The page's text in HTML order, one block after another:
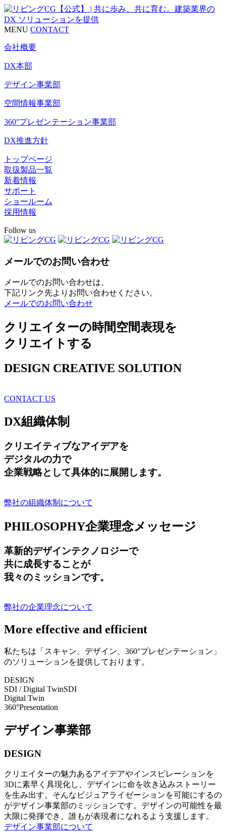
MENU CONTACT
会社概要
DX本部
デザイン事業部
空間情報事業部
360°プレゼンテーション事業部
DX推進方針
トップページ
取扱製品一覧
新着情報
サポート
ショールーム
採用情報
Follow us
メールでのお問い合わせ
メールでのお問い合わせは、
下記リンク先よりお問い合わせください。
メールでのお問い合わせ
クリエイターの時間空間表現を
クリエイトする
DESIGN CREATIVE SOLUTION
CONTACT US
DX組織体制
クリエイティブなアイデアを
デジタルの力で
企業戦略として具体的に展開します。
弊社の組織体制について
PHILOSOPHY企業理念メッセージ
革新的デザインテクノロジーで
共に成長することが
我々のミッションです。
弊社の企業理念について
More effective and efficient
私たちは「スキャン、デザイン、360°プレゼンテーション」
のソリューションを提供しております。
DESIGN
SDI / Digital TwinSDI
Digital Twin
360°Presentation
デザイン事業部
DESIGN
クリエイターの魅力あるアイデアやインスピレーションを
3Dに素早く具現化し、デザインに命を吹き込みストーリー
を生み出す。そんなビジュアライゼーションを可能にするの
がデザイン事業部のミッションです。デザインの可能性を最
大限に発揮でき、誰もが表現者になれるよう支援します。
デザイン事業部について